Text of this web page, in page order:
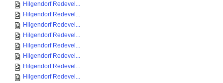
Hilgendorf Redevel...
Hilgendorf Redevel...
Hilgendorf Redevel...
Hilgendorf Redevel...
Hilgendorf Redevel...
Hilgendorf Redevel...
Hilgendorf Redevel...
Hilgendorf Redevel...